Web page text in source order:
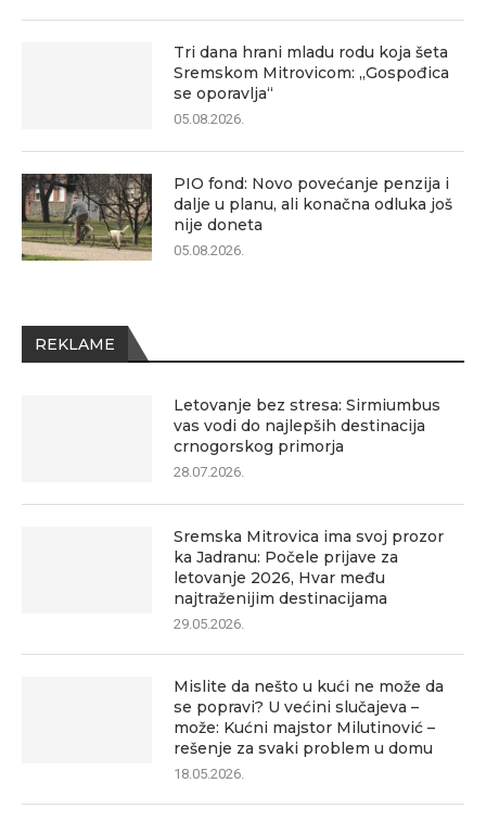
Tri dana hrani mladu rodu koja šeta
Sremskom Mitrovicom: „Gospođica
se oporavlja“
05.08.2026.
PIO fond: Novo povećanje penzija i
dalje u planu, ali konačna odluka još
nije doneta
05.08.2026.
REKLAME
Letovanje bez stresa: Sirmiumbus
vas vodi do najlepših destinacija
crnogorskog primorja
28.07.2026.
Sremska Mitrovica ima svoj prozor
ka Jadranu: Počele prijave za
letovanje 2026, Hvar među
najtraženijim destinacijama
29.05.2026.
Mislite da nešto u kući ne može da
se popravi? U većini slučajeva –
može: Kućni majstor Milutinović –
rešenje za svaki problem u domu
18.05.2026.